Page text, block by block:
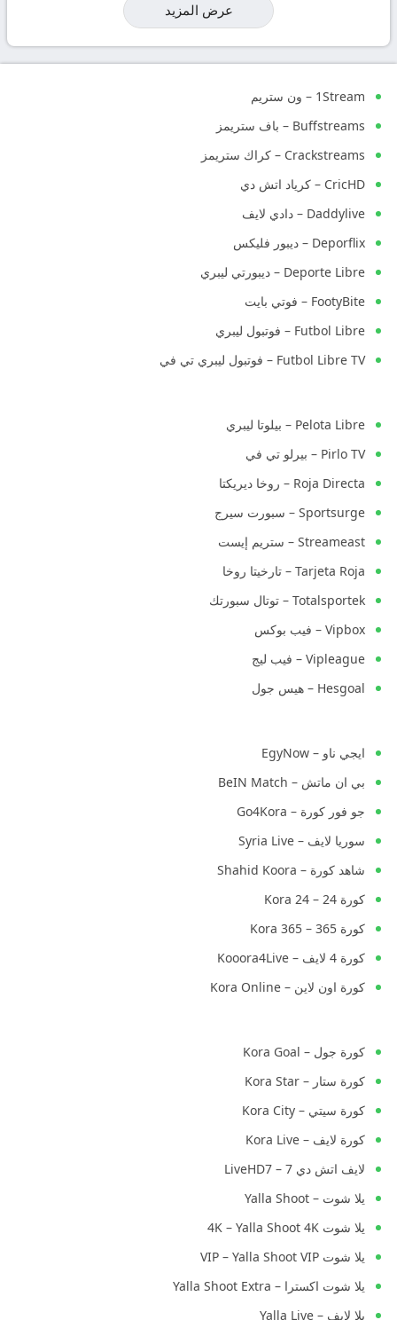
عرض المزيد
1Stream – ون ستريم
Buffstreams – باف ستريمز
Crackstreams – كراك ستريمز
CricHD – كرياد اتش دي
Daddylive – دادي لايف
Deporflix – ديبور فليكس
Deporte Libre – ديبورتي ليبري
FootyBite – فوتي بايت
Futbol Libre – فوتبول ليبري
Futbol Libre TV – فوتبول ليبري تي في
Pelota Libre – بيلوتا ليبري
Pirlo TV – بيرلو تي في
Roja Directa – روخا ديريكتا
Sportsurge – سبورت سيرج
Streameast – ستريم إيست
Tarjeta Roja – تارخيتا روخا
Totalsportek – توتال سبورتك
Vipbox – فيب بوكس
Vipleague – فيب ليج
Hesgoal – هيس جول
ايجي ناو – EgyNow
بي ان ماتش – BeIN Match
جو فور كورة – Go4Kora
سوريا لايف – Syria Live
شاهد كورة – Shahid Koora
كورة 24 – Kora 24
كورة 365 – Kora 365
كورة 4 لايف – Kooora4Live
كورة اون لاين – Kora Online
كورة جول – Kora Goal
كورة ستار – Kora Star
كورة سيتي – Kora City
كورة لايف – Kora Live
لايف اتش دي 7 – LiveHD7
يلا شوت – Yalla Shoot
يلا شوت 4K – Yalla Shoot 4K
يلا شوت VIP – Yalla Shoot VIP
يلا شوت اكسترا – Yalla Shoot Extra
يلا لايف – Yalla Live